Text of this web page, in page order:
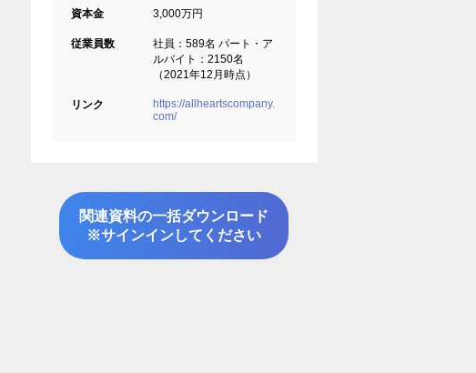
資本金 3,000万円
従業員数
社員：589名 パート・ア
ルバイト：2150名
（2021年12月時点）
リンク
https://allheartscompany.
com/
関連資料の一括ダウンロード
※サインインしてください